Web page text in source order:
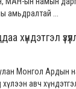
...
Монгол Ардын
авч